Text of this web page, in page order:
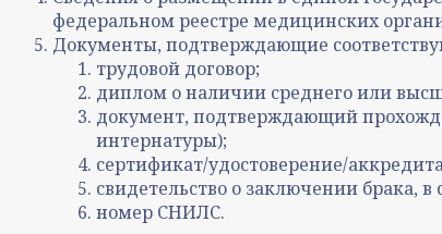
федеральном реестре медицинских
Документы, подтверждающие
трудовой договор;
диплом о наличии среднего или
документ, подтверждающий
интернатуры);
сертификат/удостоверение/
свидетельство о заключении брака,
номер СНИЛС.